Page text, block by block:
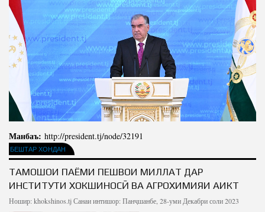
Манбаъ: http://president.tj/node/32191
БЕШТАР ХОНДАН
ТАМОШОИ ПАЁМИ ПЕШВОИ МИЛЛАТ ДАР
ИНСТИТУТИ ХОКШИНОСӢ ВА АГРОХИМИЯИ АИКТ
Ношир:khokshinos.tjСанаи интишор: Панҷшанбе, 28-уми Декабри соли 2023